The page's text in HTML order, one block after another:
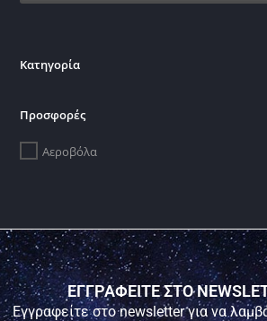
Κατηγορία
Προσφορές
Αεροβόλα
ΕΓΓΡΑΦΕΙΤΕ ΣΤΟ
Εγγραφείτε στο newsletter για να